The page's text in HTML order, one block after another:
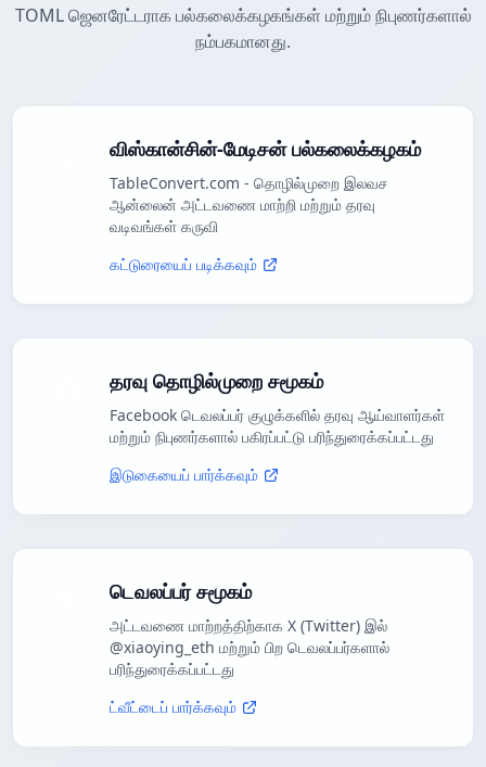
TOML ஜெனரேட்டராக பல்கலைக்கழகங்கள் மற்றும் நிபுணர்களால்
நம்பகமானது.
விஸ்கான்சின்-மேடிசன் பல்கலைக்கழகம்
TableConvert.com - தொழில்முறை இலவச
ஆன்லைன் அட்டவணை மாற்றி மற்றும் தரவு
வடிவங்கள் கருவி
கட்டுரையைப் படிக்கவும்
தரவு தொழில்முறை சமூகம்
Facebook டெவலப்பர் குழுக்களில் தரவு ஆய்வாளர்கள்
மற்றும் நிபுணர்களால் பகிரப்பட்டு பரிந்துரைக்கப்பட்டது
இடுகையைப் பார்க்கவும்
டெவலப்பர் சமூகம்
அட்டவணை மாற்றத்திற்காக X (Twitter) இல்
@xiaoying_eth மற்றும் பிற டெவலப்பர்களால்
பரிந்துரைக்கப்பட்டது
ட்வீட்டைப் பார்க்கவும்